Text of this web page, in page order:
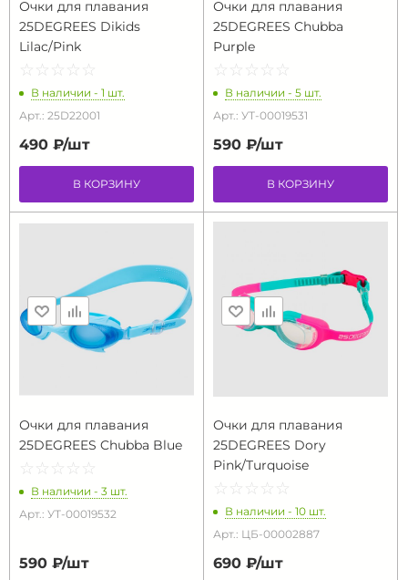
Очки для плавания
25DEGREES Dikids
Lilac/Pink
☆ ☆ ☆ ☆ ☆
★ ★ ★ ★ ★
В наличии - 1 шт.
Арт.: 25D22001
490 ₽/шт
В КОРЗИНУ
Очки для плавания
25DEGREES Chubba
Purple
☆ ☆ ☆ ☆ ☆
★ ★ ★ ★ ★
В наличии - 5 шт.
Арт.: УТ-00019531
590 ₽/шт
В КОРЗИНУ
Очки для плавания
25DEGREES Chubba Blue
☆ ☆ ☆ ☆ ☆
★ ★ ★ ★ ★
В наличии - 3 шт.
Арт.: УТ-00019532
590 ₽/шт
Очки для плавания
25DEGREES Dory
Pink/Turquoise
☆ ☆ ☆ ☆ ☆
★ ★ ★ ★ ★
В наличии - 10 шт.
Арт.: ЦБ-00002887
690 ₽/шт